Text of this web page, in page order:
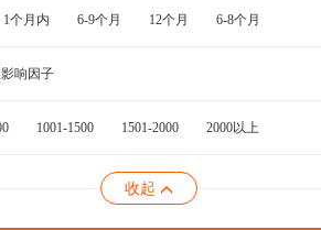
1个月内 6-9个月 12个月 6-8个月
响因子
1001-1500 1501-2000 2000以上
收起